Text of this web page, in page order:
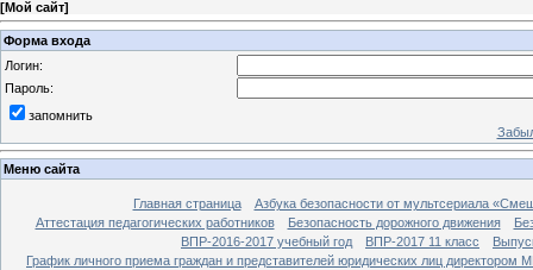
[Мой сайт]
Форма входа
Логин:
Пароль:
запомнить
Меню сайта
Главная страница
Азбука безопасности от мультсериала
Аттестация педагогических работников
Безопасность дорожного движения
ВПР-2016-2017 учебный год
ВПР-2017 11 класс
График личного приема граждан и представителей юридических лиц